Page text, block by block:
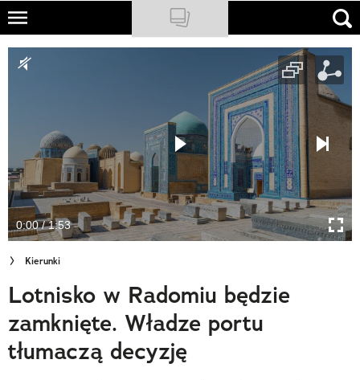
Skip
main
NATIONAL GEOGRAPHIC
Sklep
Newsletter
Cuda Polski
Wielki Konkurs Fotograficzny
Trendbook Podróżniczy
Polecane
0:00 / 1:53
Kierunki
Lotnisko w Radomiu będzie
zamknięte. Władze portu
tłumaczą decyzję